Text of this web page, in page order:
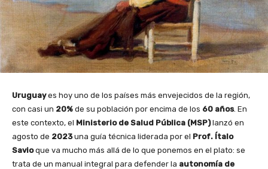
Uruguayes hoy uno de los países más envejecidos de la región,
con casi un 20% de su población por encima de los 60 años. En
este contexto, el Ministerio de Salud Pública (MSP)lanzó en
agosto de 2023una guía técnica liderada por el Prof. Ítalo
Savioque va mucho más allá de lo que ponemos en el plato: se
trata de un manual integral para defender la autonomía de